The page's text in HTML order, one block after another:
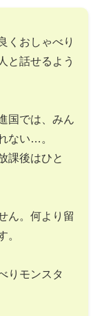
くおしゃべり
と話せるよう
国では、みん
ない…。
課後はひと
ん。何より留
。
りモンスタ